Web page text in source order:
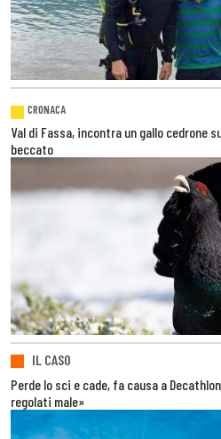
CRONACA
Val di Fassa, incontra un gallo
beccato
IL CASO
Perde lo sci e cade, fa causa a
regolati male»